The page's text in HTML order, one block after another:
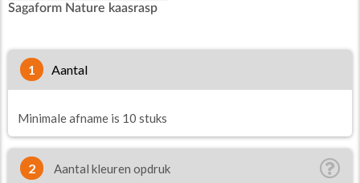
Sagaform Nature kaasrasp
1 aantal
Minimale afname is 10 stuks
2 Aantal kleuren opdruk